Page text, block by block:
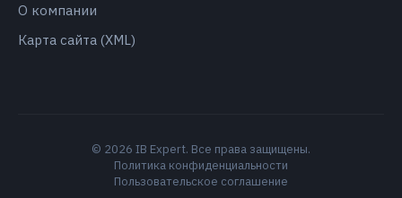
О компании
Карта сайта (XML)
© 2026 IB Expert. Все права защищены.
Политика конфиденциальности
Пользовательское соглашение